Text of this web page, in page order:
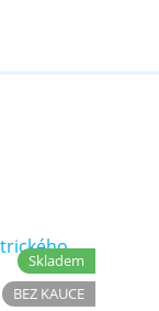
Skladem
BEZ KAUCE